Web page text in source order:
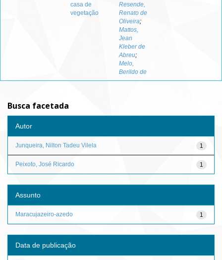
casa de
vegetação
Resende,
Renato de
Oliveira;
Mattos,
Jean
Kleber de
Abreu;
Melo,
Berildo de
Busca facetada
Autor
1
Junqueira, Nilton Tadeu Vilela
1
Peixoto, José Ricardo
Assunto
1
Maracujazeiro-azedo
Data de publicação